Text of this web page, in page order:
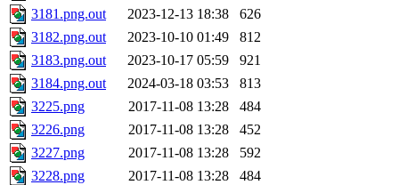
3181.png.out
2023-12-13 18:38
626
3182.png.out
2023-10-10 01:49
812
3183.png.out
2023-10-17 05:59
921
3184.png.out
2024-03-18 03:53
813
3225.png
2017-11-08 13:28
484
3226.png
2017-11-08 13:28
452
3227.png
2017-11-08 13:28
592
3228.png
2017-11-08 13:28
484